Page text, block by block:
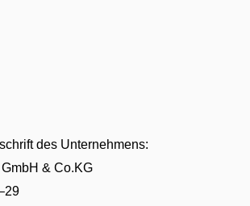
des Unternehmens:
& Co.KG